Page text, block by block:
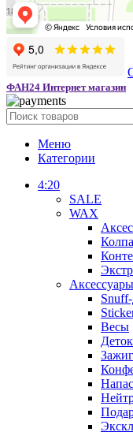
ФАН24 Интернет магазин
Меню
Категории
4:20
SALE
WAX
Аксессуары
Весы